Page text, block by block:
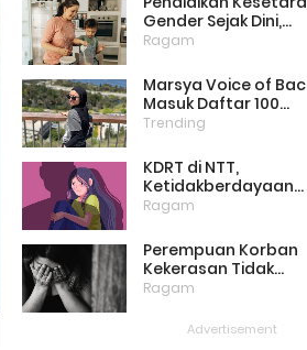
Gender Sejak Dini,
Psikolog: Anak Laki-
Ragam
Marsya Voice of
Masuk Daftar 100
Perempuan Inspiratif
Versi BBC
Trending
KDRT di NTT,
Ketidakberdayaan
Perempuan Masih
Ragam
Perempuan Korban
Kekerasan Tidak
Bercerita, Victim
Ragam